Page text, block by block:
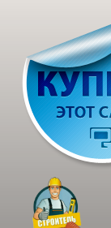
содержимому